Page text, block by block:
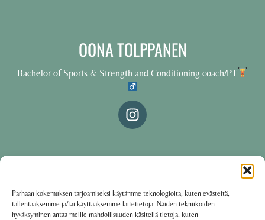
Parhaan kokemuksen tarjoamiseksi käytämme teknologioita, kuten evästeitä,
tallentaaksemme ja/tai käyttääksemme laitetietoja. Näiden tekniikoiden
hyväksyminen antaa meille mahdollisuuden käsitellä tietoja, kuten
OONA TOLPPANEN
Bachelor of Sports & Strength and Conditioning coach/PT
Käyttöehdot·Tietosuojakäytäntö